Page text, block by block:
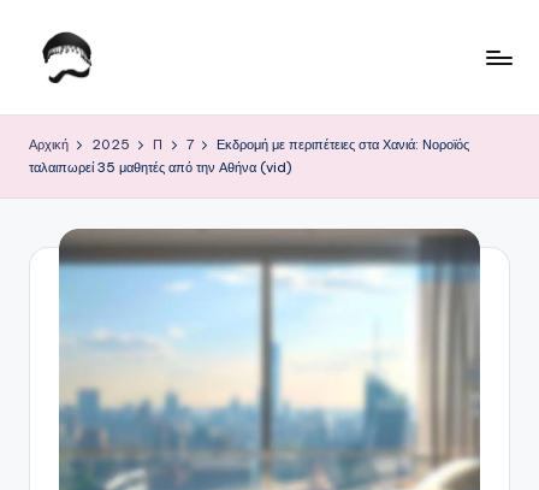
Μετάβαση
ο
Κ
Αρχική 2025 Π 7
Εκδρομή με περιπέτειες στα Χανιά: Νοροϊός
ταλαιπωρεί 35 μαθητές από την Αθήνα (vid)